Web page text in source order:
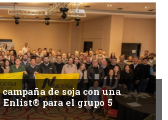
de soja con una
para el grupo 5